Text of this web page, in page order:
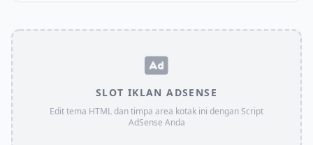
SLOT IKLAN ADSENSE
Edit tema HTML dan timpa area kotak ini dengan Script
AdSense Anda